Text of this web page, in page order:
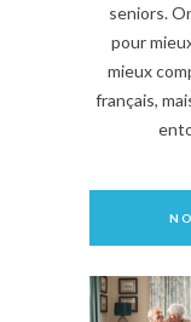
seniors.
pour
mieux
français,